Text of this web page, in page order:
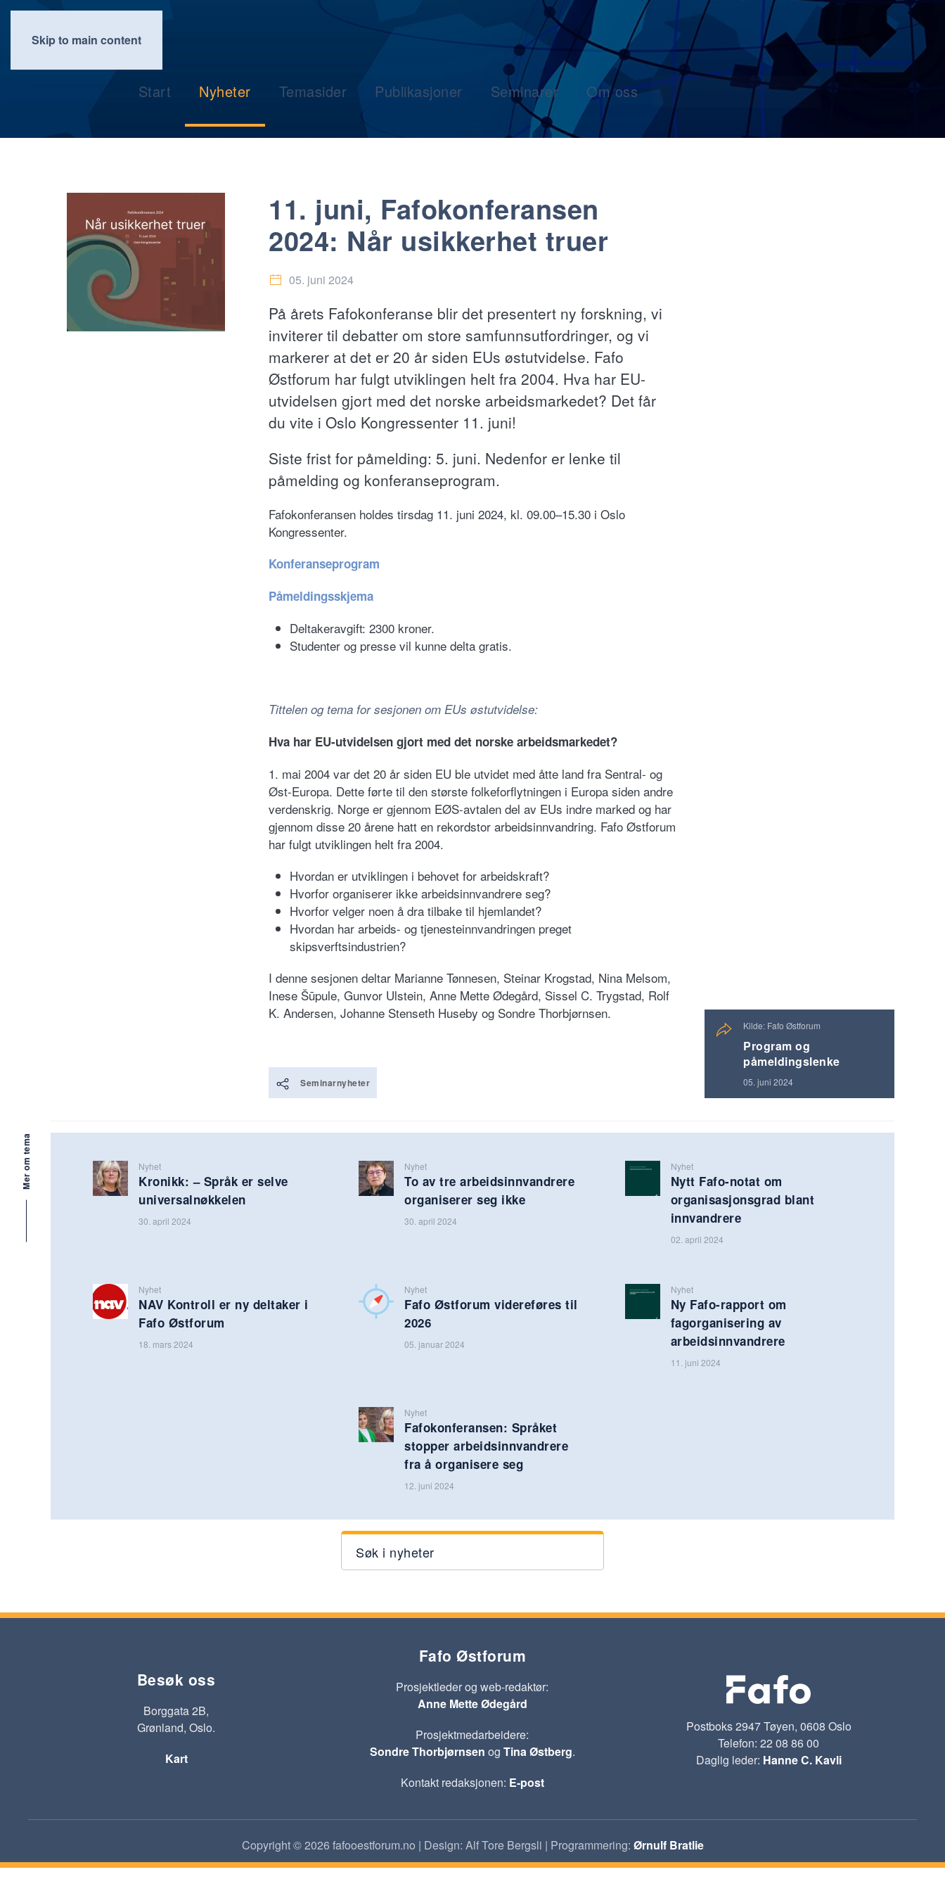
Skip to main content
Start Nyheter Temasider Publikasjoner Seminarer Om oss
11. juni, Fafokonferansen
2024: Når usikkerhet truer
05. juni 2024
På årets Fafokonferanse blir det presentert ny forskning, vi
inviterer til debatter om store samfunnsutfordringer, og vi
markerer at det er 20 år siden EUs østutvidelse. Fafo
Østforum har fulgt utviklingen helt fra 2004. Hva har EU-
utvidelsen gjort med det norske arbeidsmarkedet? Det får
du vite i Oslo Kongressenter 11. juni!
Siste frist for påmelding: 5. juni. Nedenfor er lenke til
påmelding og konferanseprogram.
Fafokonferansen holdes tirsdag 11. juni 2024, kl. 09.00–15.30 i Oslo
Kongressenter.
Konferanseprogram
Påmeldingsskjema
Deltakeravgift: 2300 kroner.
Studenter og presse vil kunne delta gratis.
Tittelen og tema for sesjonen om EUs østutvidelse:
Hva har EU-utvidelsen gjort med det norske arbeidsmarkedet?
1. mai 2004 var det 20 år siden EU ble utvidet med åtte land fra Sentral- og
Øst-Europa. Dette førte til den største folkeforflytningen i Europa siden andre
verdenskrig. Norge er gjennom EØS-avtalen del av EUs indre marked og har
gjennom disse 20 årene hatt en rekordstor arbeidsinnvandring. Fafo Østforum
har fulgt utviklingen helt fra 2004.
Hvordan er utviklingen i behovet for arbeidskraft?
Hvorfor organiserer ikke arbeidsinnvandrere seg?
Hvorfor velger noen å dra tilbake til hjemlandet?
Hvordan har arbeids- og tjenesteinnvandringen preget
skipsverftsindustrien?
I denne sesjonen deltar Marianne Tønnesen, Steinar Krogstad, Nina Melsom,
Inese Šūpule, Gunvor Ulstein, Anne Mette Ødegård, Sissel C. Trygstad, Rolf
K. Andersen, Johanne Stenseth Huseby og Sondre Thorbjørnsen.
Seminarnyheter
Kilde: Fafo Østforum
Program og
påmeldingslenke
05. juni 2024
Nyhet
Kronikk: – Språk er selve
universalnøkkelen
30. april 2024
Nyhet
To av tre arbeidsinnvandrere
organiserer seg ikke
30. april 2024
Nyhet
Nytt Fafo-notat om
organisasjonsgrad blant
innvandrere
02. april 2024
Nyhet
NAV Kontroll er ny deltaker i
Fafo Østforum
18. mars 2024
Nyhet
Fafo Østforum videreføres til
2026
05. januar 2024
Nyhet
Ny Fafo-rapport om
fagorganisering av
arbeidsinnvandrere
11. juni 2024
Nyhet
Fafokonferansen: Språket
stopper arbeidsinnvandrere
fra å organisere seg
12. juni 2024
Mer om tema
Søk i nyheter
Besøk oss
Borggata 2B,
Grønland, Oslo.
Kart
Fafo Østforum
Prosjektleder og web-redaktør:
Anne Mette Ødegård
Prosjektmedarbeidere:
Sondre Thorbjørnsen og Tina Østberg.
Kontakt redaksjonen: E-post
Postboks 2947 Tøyen, 0608 Oslo
Telefon: 22 08 86 00
Daglig leder: Hanne C. Kavli
Copyright © 2026 fafooestforum.no | Design: Alf Tore Bergsli | Programmering: Ørnulf Bratlie